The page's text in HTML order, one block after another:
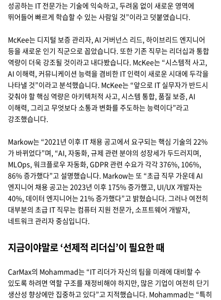
성공하는 IT 전문가는 기술에 익숙하고, 두려움 없이 새로운 영역에
뛰어들어 빠르게 학습할 수 있는 사람일 것”이라고 덧붙였습니다.
McKee는 디지털 보증 관리자, AI 거버넌스 리드, 하이브리드 엔지니어
등을 새로운 인기 직군으로 꼽았습니다. 또한 기존 직무는 리더십과 통합
역량이 더욱 강조될 것이라고 내다봤습니다. McKee는 “시스템적 사고,
AI 이해력, 커뮤니케이션 능력을 겸비한 IT 인력이 새로운 시대에 두각을
나타낼 것”이라고 분석했습니다. McKee는 “앞으로 IT 실무자가 반드시
갖춰야 할 핵심 역량은 아키텍처적 사고, 시스템 통합, 품질 보증, AI
이해력, 그리고 무엇보다 소통과 변화를 주도하는 능력이다”라고
강조했습니다.
Markow는 “2021년 이후 IT 채용 공고에서 요구되는 핵심 기술의 22%
가 바뀌었다”며, “AI, 자동화, 규제 관련 분야의 성장세가 두드러지며,
MLOps, 워크플로우 자동화, GDPR 관련 수요가 각각 376%, 106%,
86% 증가했다”고 설명했습니다. Markow는 또 “초급 직무 가운데 AI
엔지니어 채용 공고는 2023년 이후 175% 증가했고, UI/UX 개발자는
40%, 데이터 엔지니어는 21% 증가했다”고 밝혔습니다. 그러나 여전히
대부분의 초급 IT 직무는 컴퓨터 지원 전문가, 소프트웨어 개발자,
네트워크 관리자 중심입니다.
지금이야말로 ‘선제적 리더십’이 필요한 때
CarMax의 Mohammad는 “IT 리더가 자신의 팀을 미래에 대비할 수
있도록 하려면 역할 구조를 재정비해야 하지만, 많은 기업이 여전히 단기
생산성 향상에만 집중하고 있다”고 지적했습니다. Mohammad는 “특히